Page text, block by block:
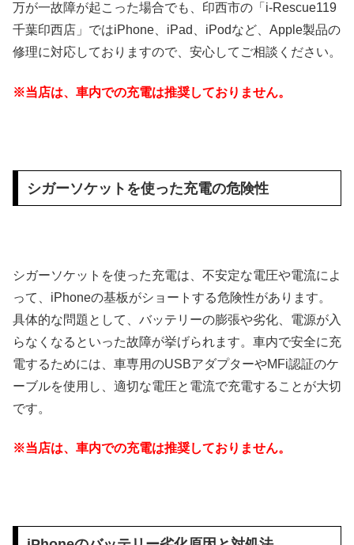
万が一故障が起こった場合でも、印西市の「i-Rescue119
千葉印西店」ではiPhone、iPad、iPodなど、Apple製品の
修理に対応しておりますので、安心してご相談ください。
※当店は、車内での充電は推奨しておりません。
シガーソケットを使った充電の危険性
シガーソケットを使った充電は、不安定な電圧や電流によ
って、iPhoneの基板がショートする危険性があります。
具体的な問題として、バッテリーの膨張や劣化、電源が入
らなくなるといった故障が挙げられます。車内で安全に充
電するためには、車専用のUSBアダプターやMFi認証のケ
ーブルを使用し、適切な電圧と電流で充電することが大切
です。
※当店は、車内での充電は推奨しておりません。